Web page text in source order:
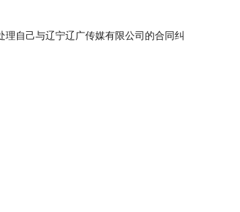
自己与辽宁辽广传媒有限公司的合同纠